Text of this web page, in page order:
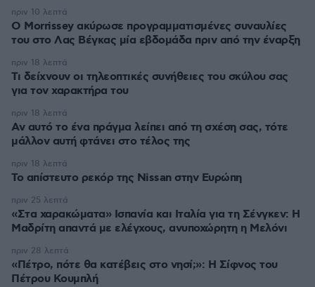
Ο Morrissey ακύρωσε προγραμματισμένες συναυλίες
του στο Λας Βέγκας μία εβδομάδα πριν από την έναρξη
πριν 10 λεπτά
Τι δείχνουν οι τηλεοπτικές συνήθειες του σκύλου σας
για τον χαρακτήρα του
πριν 18 λεπτά
Αν αυτό το ένα πράγμα λείπει από τη σχέση σας, τότε
μάλλον αυτή φτάνει στο τέλος της
πριν 18 λεπτά
Το απίστευτο ρεκόρ της Nissan στην Ευρώπη
πριν 18 λεπτά
«Στα χαρακώματα» Ισπανία και Ιταλία για τη Σένγκεν: Η
Μαδρίτη απαντά με ελέγχους, ανυποχώρητη η Μελόνι
πριν 25 λεπτά
«Πέτρο, πότε θα κατέβεις στο νησί;»: Η Σίφνος του
Πέτρου Κουμπλή
πριν 28 λεπτά